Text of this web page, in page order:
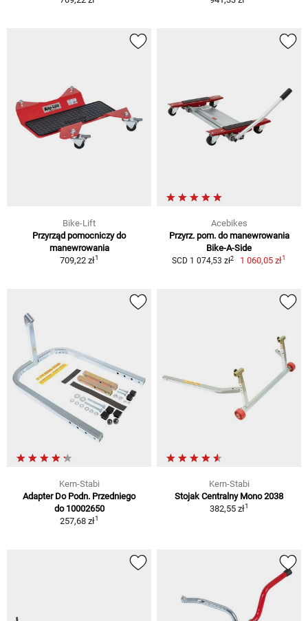
Bike-Lift
Przyrząd pomocniczy do
manewrowania
709,22 zł1
Acebikes
Przyrz. pom. do manewrowania
Bike-A-Side
SCD 1 074,53 zł2 1 060,05 zł1
Kern-Stabi
Adapter Do Podn. Przedniego
do 10002650
257,68 zł1
Kern-Stabi
Stojak Centralny Mono 2038
382,55 zł1